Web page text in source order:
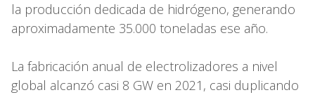
la producción dedicada de hidrógeno, generando
aproximadamente 35.000 toneladas ese año.
La fabricación anual de electrolizadores a nivel
global alcanzó casi 8 GW en 2021, casi duplicando